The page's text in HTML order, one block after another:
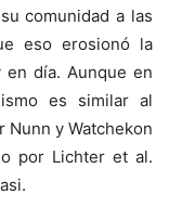
comunidad a las
eso erosionó la
día. Aunque en
es similar al
y Watchekon
por Lichter et al.